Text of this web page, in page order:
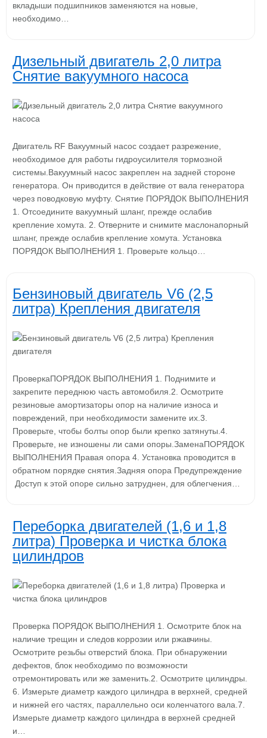
вкладыши подшипников заменяются на новые,
необходимо…
Дизельный двигатель 2,0 литра
Снятие вакуумного насоса
Двигатель RF Вакуумный насос создает разрежение,
необходимое для работы гидроусилителя тормозной
системы.Вакуумный насос закреплен на задней стороне
генератора. Он приводится в действие от вала генератора
через поводковую муфту. Снятие ПОРЯДОК ВЫПОЛНЕНИЯ
1. Отсоедините вакуумный шланг, прежде ослабив
крепление хомута. 2. Отверните и снимите маслонапорный
шланг, прежде ослабив крепление хомута. Установка
ПОРЯДОК ВЫПОЛНЕНИЯ 1. Проверьте кольцо…
Бензиновый двигатель V6 (2,5
литра) Крепления двигателя
ПроверкаПОРЯДОК ВЫПОЛНЕНИЯ 1. Поднимите и
закрепите переднюю часть автомобиля.2. Осмотрите
резиновые амортизаторы опор на наличие износа и
повреждений, при необходимости замените их.3.
Проверьте, чтобы болты опор были крепко затянуты.4.
Проверьте, не изношены ли сами опоры.ЗаменаПОРЯДОК
ВЫПОЛНЕНИЯ Правая опора 4. Установка проводится в
обратном порядке снятия.Задняя опора Предупреждение
Доступ к этой опоре сильно затруднен, для облегчения…
Переборка двигателей (1,6 и 1,8
литра) Проверка и чистка блока
цилиндров
Проверка ПОРЯДОК ВЫПОЛНЕНИЯ 1. Осмотрите блок на
наличие трещин и следов коррозии или ржавчины.
Осмотрите резьбы отверстий блока. При обнаружении
дефектов, блок необходимо по возможности
отремонтировать или же заменить.2. Осмотрите цилиндры.
6. Измерьте диаметр каждого цилиндра в верхней, средней
и нижней его частях, параллельно оси коленчатого вала.7.
Измерьте диаметр каждого цилиндра в верхней средней
и…